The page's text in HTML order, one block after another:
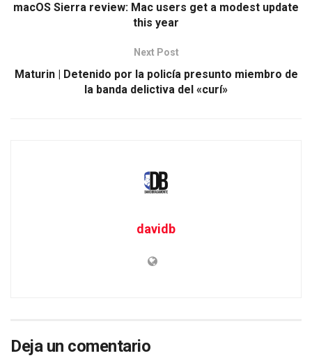
macOS Sierra review: Mac users get a modest update
this year
Next Post
Maturin | Detenido por la policía presunto miembro de
la banda delictiva del «curí»
davidb
Deja un comentario